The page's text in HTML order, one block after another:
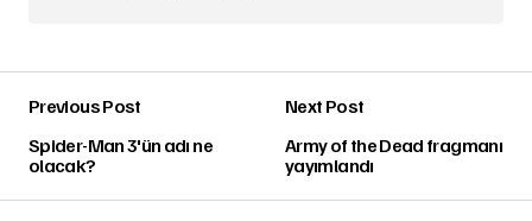
Previous Post
Spider-Man 3'ün adı ne
olacak?
Next Post
Army of the Dead fragmanı
yayımlandı